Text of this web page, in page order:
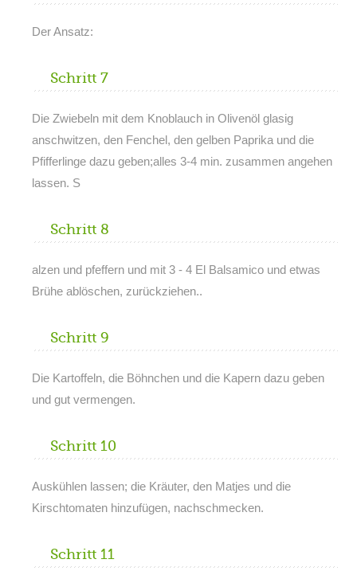
Der Ansatz:
Schritt 7
Die Zwiebeln mit dem Knoblauch in Olivenöl glasig
anschwitzen, den Fenchel, den gelben Paprika und die
Pfifferlinge dazu geben;alles 3-4 min. zusammen angehen
lassen. S
Schritt 8
alzen und pfeffern und mit 3 - 4 El Balsamico und etwas
Brühe ablöschen, zurückziehen..
Schritt 9
Die Kartoffeln, die Böhnchen und die Kapern dazu geben
und gut vermengen.
Schritt 10
Auskühlen lassen; die Kräuter, den Matjes und die
Kirschtomaten hinzufügen, nachschmecken.
Schritt 11